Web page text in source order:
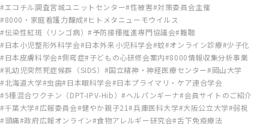
エコチル調査宮城ユニットセンター 性被害 対策委員会主催
8000・家庭看護力醸成 ヒトメタニューモウイルス
伝染性紅斑（リンゴ病） 予防接種推進専門協議会 難聴
日本小児整形外科学会 日本外来小児科学会 蚊 オンライン診療 少子化
日本皮膚科学会 側弯症 子どもの心研修会案内 8000情報収集分析事業
乳幼児突然死症候群（SIDS）
国立精神・神経医療センター 岡山大学
北海道大学 虫歯 日本眼科学会 日本プライマリ・ケア連合学会
5種混合ワクチン（DPT-IPV-Hib） ヘルパンギーナ 会員サイトのご紹介
千葉大学 広報委員会 健やか親子21 兵庫医科大学 大阪公立大学 弱視
頭痛 政府広報オンライン 食物アレルギー研究会 舌下免疫療法